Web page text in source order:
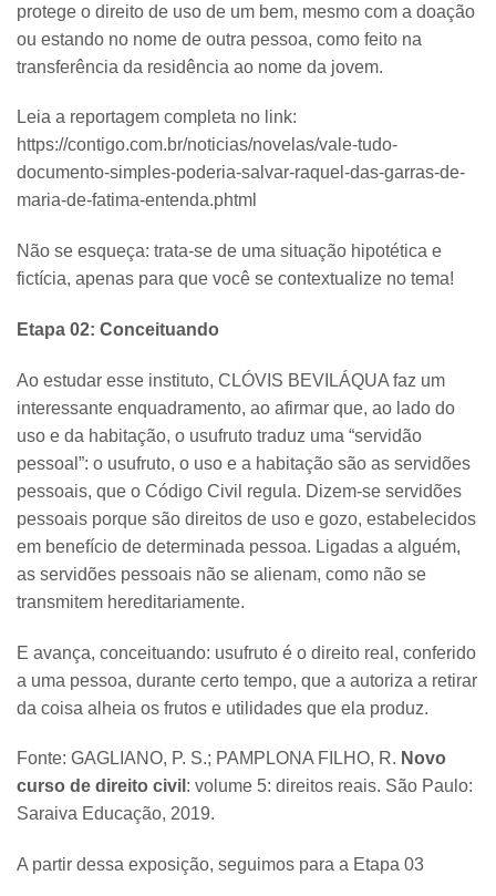
protege o direito de uso de um bem, mesmo com a doação
ou estando no nome de outra pessoa, como feito na
transferência da residência ao nome da jovem.
Leia a reportagem completa no link:
https://contigo.com.br/noticias/novelas/vale-tudo-
documento-simples-poderia-salvar-raquel-das-garras-de-
maria-de-fatima-entenda.phtml
Não se esqueça: trata-se de uma situação hipotética e
fictícia, apenas para que você se contextualize no tema!
Etapa 02: Conceituando
Ao estudar esse instituto, CLÓVIS BEVILÁQUA faz um
interessante enquadramento, ao afirmar que, ao lado do
uso e da habitação, o usufruto traduz uma “servidão
pessoal”: o usufruto, o uso e a habitação são as servidões
pessoais, que o Código Civil regula. Dizem-se servidões
pessoais porque são direitos de uso e gozo, estabelecidos
em benefício de determinada pessoa. Ligadas a alguém,
as servidões pessoais não se alienam, como não se
transmitem hereditariamente.
E avança, conceituando: usufruto é o direito real, conferido
a uma pessoa, durante certo tempo, que a autoriza a retirar
da coisa alheia os frutos e utilidades que ela produz.
Fonte: GAGLIANO, P. S.; PAMPLONA FILHO, R. Novo
curso de direito civil : volume 5: direitos reais. São Paulo:
Saraiva Educação, 2019.
A partir dessa exposição, seguimos para a Etapa 03